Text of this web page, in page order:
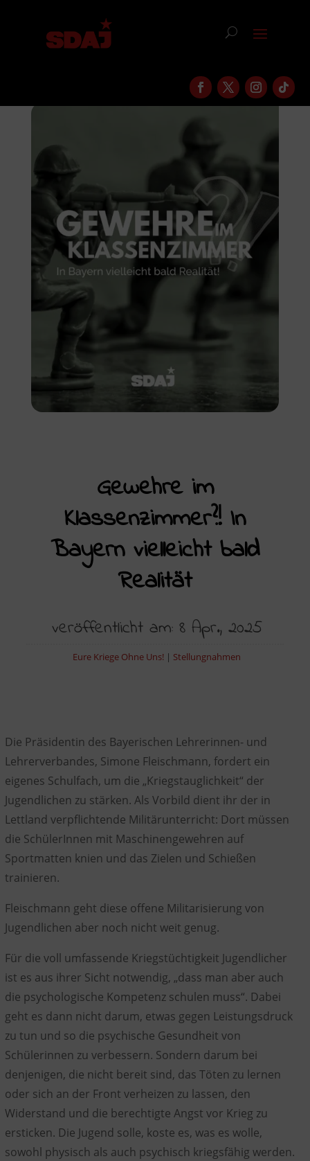
Gewehre im
Klassenzimmer?! In
Bayern vielleicht bald
Realität
veröffentlicht am: 8 Apr., 2025
Eure Kriege Ohne Uns! | Stellungnahmen
Die Präsidentin des Bayerischen Lehrerinnen- und
Lehrerverbandes, Simone Fleischmann, fordert ein
eigenes Schulfach, um die „Kriegstauglichkeit“ der
Jugendlichen zu stärken. Als Vorbild dient ihr der in
Lettland verpflichtende Militärunterricht: Dort müssen
die SchülerInnen mit Maschinengewehren auf
Sportmatten knien und das Zielen und Schießen
trainieren.
Fleischmann geht diese offene Militarisierung von
Jugendlichen aber noch nicht weit genug.
Für die voll umfassende Kriegstüchtigkeit Jugendlicher
ist es aus ihrer Sicht notwendig, „dass man aber auch
die psychologische Kompetenz schulen muss“. Dabei
geht es dann nicht darum, etwas gegen Leistungsdruck
zu tun und so die psychische Gesundheit von
Schülerinnen zu verbessern. Sondern darum bei
denjenigen, die nicht bereit sind, das Töten zu lernen
oder sich an der Front verheizen zu lassen, den
Widerstand und die berechtigte Angst vor Krieg zu
ersticken. Die Jugend solle, koste es, was es wolle,
sowohl physisch als auch psychisch kriegsfähig werden.